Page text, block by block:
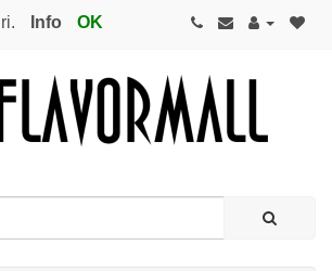
Info OK